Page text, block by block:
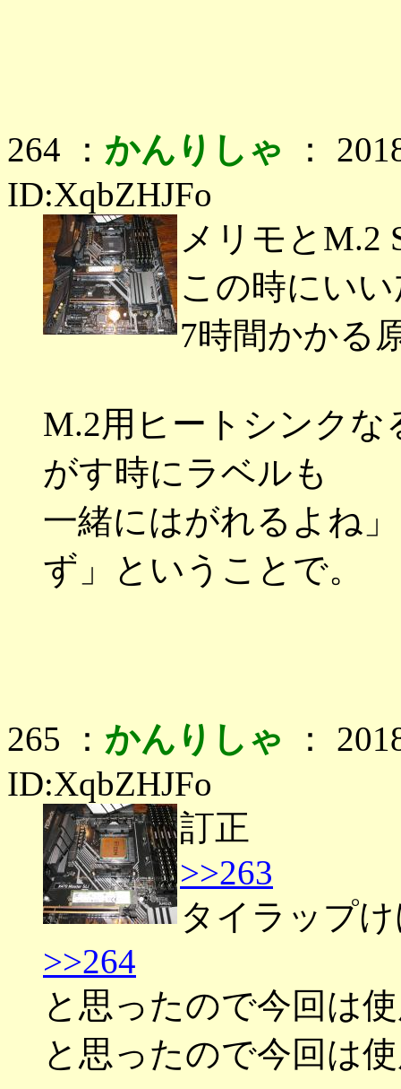
264 ： かんりしゃ ：
ID:XqbZHJFo
メリモとM.2
この時にい
7時間かかる
M.2用ヒートシンク
がす時にラベルも
一緒にはがれるよね
ず」ということで。
265 ： かんりしゃ ：
ID:XqbZHJFo
訂正
>>263
タイラップ
>>264
と思ったので今回は
と思ったので今回は